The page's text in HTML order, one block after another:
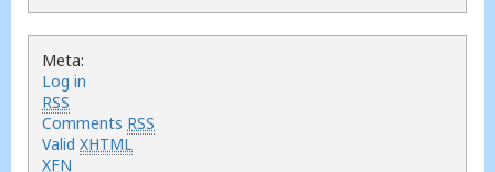
Meta:
Log in
RSS
Comments RSS
Valid XHTML
XFN